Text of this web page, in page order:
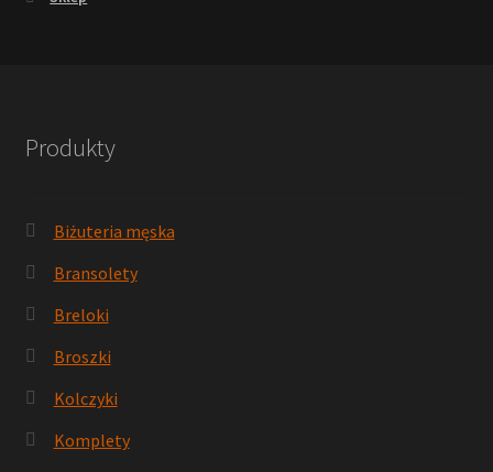
Produkty
Biżuteria męska
Bransolety
Breloki
Broszki
Kolczyki
Komplety